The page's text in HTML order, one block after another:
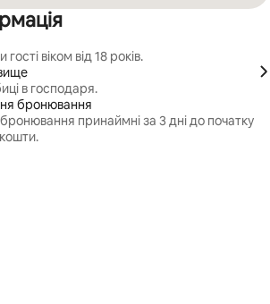
віком від 18 років.
в господаря.
бронювання
принаймні за 3 дні до початку